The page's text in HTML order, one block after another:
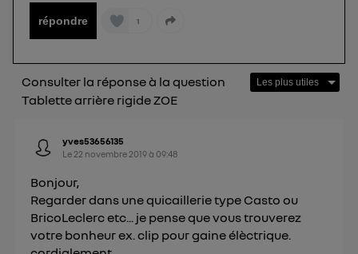
répondre 1
Consulter la réponse à la question
Tablette arrière rigide ZOE
yves53656135
Le 22 novembre 2019à 09:48
Bonjour,
Regarder dans une quicaillerie type Casto ou
BricoLeclerc etc... je pense que vous trouverez
votre bonheur ex. clip pour gaine élèctrique.
consentement sur
") ou via la page « gérer Utiq » en bas de ce site.
Politique d'information sur les données
personnelles d'Utiq